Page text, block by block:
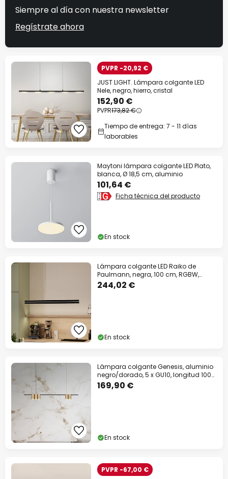
Siempre al día con nuestra newsletter
Regístrate ahora
PVPR -20,92 €
JUST LIGHT. Lámpara colgante LED
Nele, negro, hierro, cristal
152,90 €
PVPR173,82 €
Tiempo de entrega: 7 - 11 días
laborables
Maytoni lámpara colgante LED Plato,
blanca, Ø 18,5 cm, aluminio
101,64 €
Ficha técnica del producto
En stock
Lámpara colgante LED Raiko de
Paulmann, negra, 100 cm, RGBW,
atenuable.
244,02 €
En stock
Lámpara colgante Genesis, aluminio
negro/dorado, 5 x GU10, longitud 100
cm
169,90 €
En stock
PVPR -67,00 €